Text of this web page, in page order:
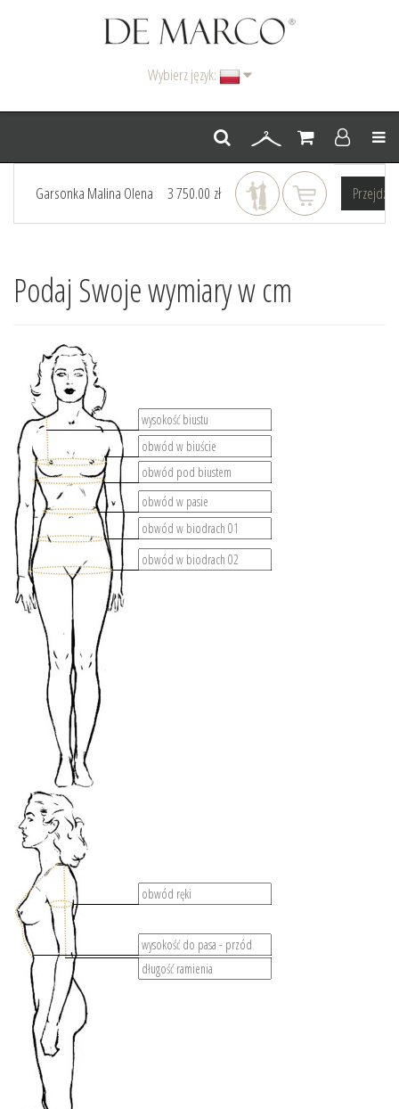
Wybierz język:
Menu
Garsonka Malina Olena 3 750.00 zł Przejdz
Podaj Swoje wymiary w cm